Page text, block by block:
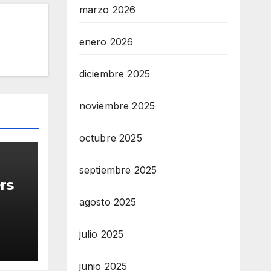
marzo 2026
enero 2026
diciembre 2025
noviembre 2025
octubre 2025
septiembre 2025
agosto 2025
julio 2025
junio 2025